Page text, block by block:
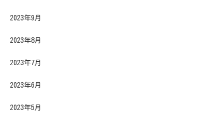
2023年9月
2023年8月
2023年7月
2023年6月
2023年5月